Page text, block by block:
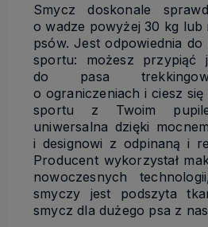
Smycz doskonale
o wadze powyżej 30 kg lub
psów. Jest odpowiednia
sportu: możesz
do pasa
o ograniczeniach i ciesz
sportu z Twoim
uniwersalna dzięki
i designowi z odpinaną i
Producent wykorzystał
nowoczesnych
smyczy jest podszyta
smycz dla dużego psa z